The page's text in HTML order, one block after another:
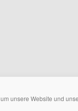
unsere Website und